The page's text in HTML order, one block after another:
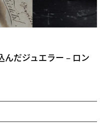
んだジュエラー – ロン